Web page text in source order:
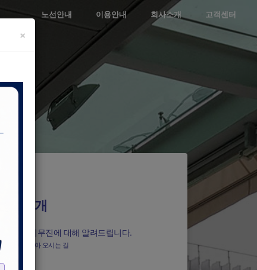
노선안내 이용안내 회사소개 고객센터
회사소개
서울공항리무진에 대해 알려드립니다.
소개, 연혁, 찾아 오시는 길
×